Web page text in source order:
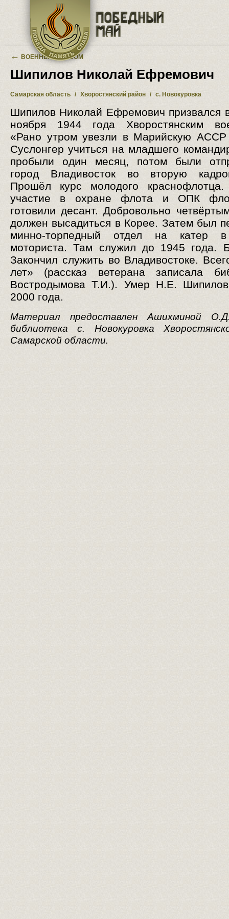
Перейти к основному содержанию
← ВОЕННЫЙ АЛЬБОМ
Шипилов Николай Ефремович
Самарская область / Хворостянский район / с. Новокуровка
Шипилов Николай Ефремович призвался
ноября 1944 года Хворостянским
«Рано утром увезли в Марийскую АССР
Суслонгер учиться на младшего
пробыли один месяц, потом были
город Владивосток во вторую
Прошёл курс молодого
участие в охране флота и ОПК
готовили десант. Добровольно
должен высадиться в Корее. Затем был
минно-торпедный отдел на катер в
моториста. Там служил до 1945 года.
Закончил служить во Владивостоке.
лет» (рассказ ветерана записала
Востродымова Т.И.). Умер Н.Е.
2000 года.
Материал предоставлен Ашихминой
библиотека с. Новокуровка
Самарской области.